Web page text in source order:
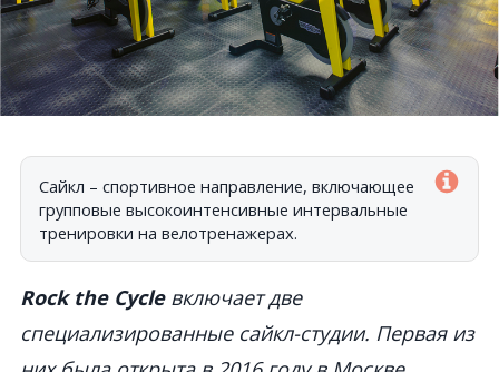
Сайкл – спортивное направление, включающее
групповые высокоинтенсивные интервальные
тренировки на велотренажерах.
Rock the Cycle включает две
специализированные сайкл-студии. Первая из